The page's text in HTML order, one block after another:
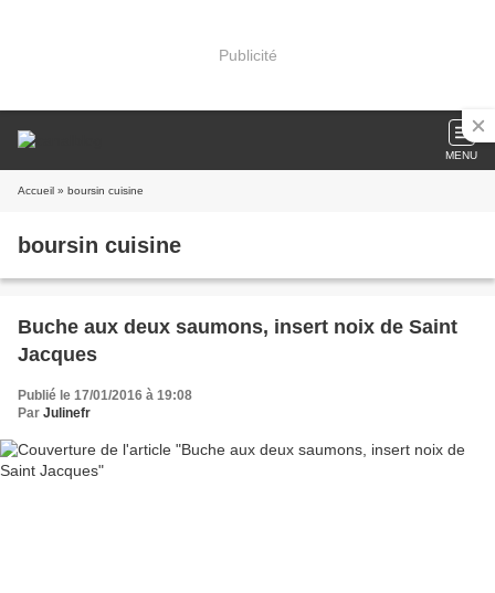
Publicité
MENU
Accueil » boursin cuisine
boursin cuisine
Buche aux deux saumons, insert noix de Saint
Jacques
Publié le 17/01/2016 à 19:08
Par Julinefr